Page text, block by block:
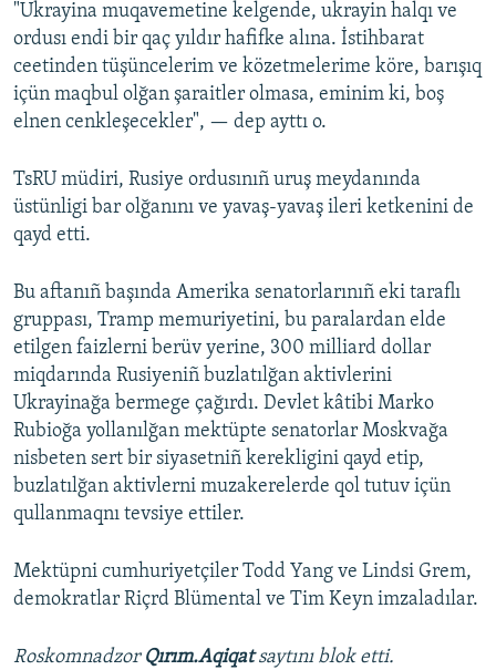
"Ukrayina muqavemetine kelgende, ukrayin halqı ve
ordusı endi bir qaç yıldır hafifke alına. İstihbarat
ceetinden tüşüncelerim ve közetmelerime köre, barışıq
içün maqbul olğan şaraitler olmasa, eminim ki, boş
elnen cenkleşecekler", — dep ayttı o.
TsRU müdiri, Rusiye ordusınıñ uruş meydanında
üstünligi bar olğanını ve yavaş-yavaş ileri ketkenini de
qayd etti.
Bu aftanıñ başında Amerika senatorlarınıñ eki taraflı
gruppası, Tramp memuriyetini, bu paralardan elde
etilgen faizlerni berüv yerine, 300 milliard dollar
miqdarında Rusiyeniñ buzlatılğan aktivlerini
Ukrayinağa bermege çağırdı. Devlet kâtibi Marko
Rubioğa yollanılğan mektüpte senatorlar Moskvağa
nisbeten sert bir siyasetniñ kerekligini qayd etip,
buzlatılğan aktivlerni muzakerelerde qol tutuv içün
qullanmaqnı tevsiye ettiler.
Mektüpni cumhuriyetçiler Todd Yang ve Lindsi Grem,
demokratlar Riçrd Blümental ve Tim Keyn imzaladılar.
Roskomnadzor Qırım.Aqiqatsaytını blok etti.